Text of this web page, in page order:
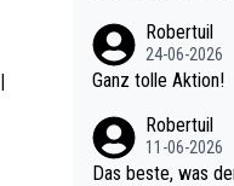
e mal 40+ erst recht. Da gewinnst keinen Blumentopf -
och krasser wie ein Pokalspiel eines Kreisligisten vs einem Bu
Robertuil
24-06-2026
Ganz tolle Aktion!
Robertuil
11-06-2026
Das beste, was